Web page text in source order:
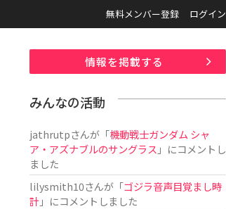
無料メンバー登録 ログイン
情報を掲載する
みんなの活動
jathrutpさんが「機動戦士ガンダム シャ
ア・アズナブルのサングラス 」にコメントし
ました
lilysmith10さんが「ゴジラ音声目覚まし時
計」にコメントしました